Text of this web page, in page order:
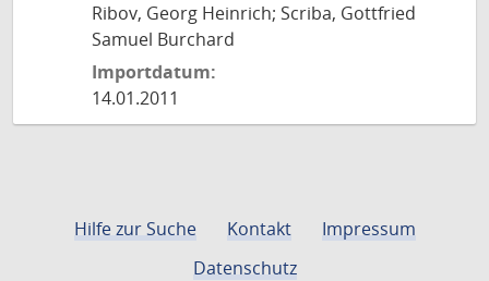
Ribov, Georg Heinrich; Scriba, Gottfried
Samuel Burchard
Importdatum:
14.01.2011
Hilfe zur Suche Kontakt
Impressum
Datenschutz